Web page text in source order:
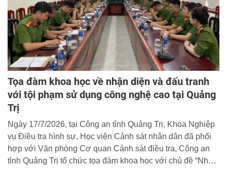
Tọa đàm khoa học về nhận diện và đấu tranh
với tội phạm sử dụng công nghệ cao tại Quảng
Trị
Ngày 17/7/2026, tại Công an tỉnh Quảng Trị, Khoa Nghiệp
vụ Điều tra hình sự, Học viện Cảnh sát nhân dân đã phối
hợp với Văn phòng Cơ quan Cảnh sát điều tra, Công an
tỉnh Quảng Trị tổ chức tọa đàm khoa học với chủ đề “Nhận